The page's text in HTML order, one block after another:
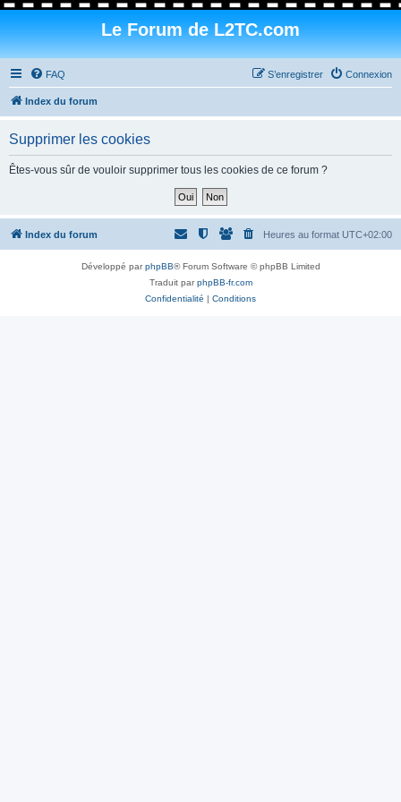
Le Forum de L2TC.com
FAQ Connexion
S’enregistrer
Index du forum
Supprimer les cookies
Êtes-vous sûr de vouloir supprimer tous les cookies de ce forum ?
Index du forum Heures au format UTC+02:00
Développé parphpBB® Forum Software © phpBB Limited
Traduit parphpBB-fr.com
Confidentialité | Conditions